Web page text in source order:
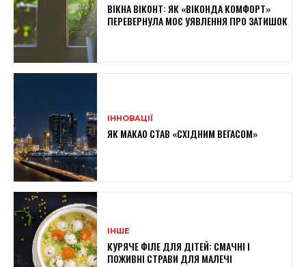
ВІКНА ВІКОНТ: ЯК «ВІКОНДА КОМФОРТ»
ПЕРЕВЕРНУЛА МОЄ УЯВЛЕННЯ ПРО ЗАТИШОК
ІННОВАЦІЇ
ЯК МАКАО СТАВ «СХІДНИМ ВЕГАСОМ»
ІНШЕ
КУРЯЧЕ ФІЛЕ ДЛЯ ДІТЕЙ: СМАЧНІ І
ПОЖИВНІ СТРАВИ ДЛЯ МАЛЕЧІ